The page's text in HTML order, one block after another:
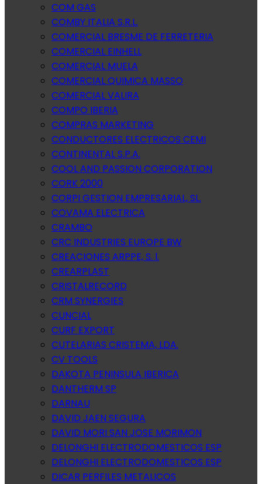
COM GAS
COMBY ITALIA S.R.L.
COMERCIAL BRESME DE FERRETERIA
COMERCIAL EINHELL
COMERCIAL MUELA
COMERCIAL QUIMICA MASSO
COMERCIAL VALIRA
COMPO IBERIA
COMPRAS MARKETING
CONDUCTORES ELECTRICOS CEMI
CONTINENTAL S.P.A.
COOL AND PASSION CORPORATION
CORK 2000
CORPI GESTION EMPRESARIAL, SL.
COVAMA ELECTRICA
CRAMBO
CRC INDUSTRIES EUROPE BW
CREACIONES ARPPE, S. l.
CREARPLAST
CRISTALRECORD
CRM SYNERGIES
CUNCIAL
CURF EXPORT
CUTELARIAS CRISTEMA, LDA.
CV TOOLS
DAKOTA PENINSULA IBERICA
DANTHERM SP
DARNAU
DAVID JAEN SEGURA
DAVID MORI SAN JOSE MORIMON
DELONGHI ELECTRODOMESTICOS ESP
DELONGHI ELECTRODOMESTICOS ESP
DICAR PERFILES METALICOS